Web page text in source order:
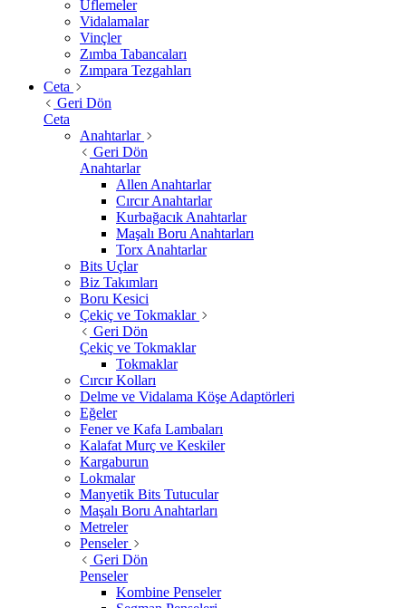
Üflemeler
Vidalamalar
Vinçler
Zımba Tabancaları
Zımpara Tezgahları
Ceta
Geri Dön
Ceta
Anahtarlar
Geri Dön
Anahtarlar
Allen Anahtarlar
Cırcır Anahtarlar
Kurbağacık Anahtarlar
Maşalı Boru Anahtarları
Torx Anahtarlar
Bits Uçlar
Biz Takımları
Boru Kesici
Çekiç ve Tokmaklar
Geri Dön
Çekiç ve Tokmaklar
Tokmaklar
Cırcır Kolları
Delme ve Vidalama Köşe Adaptörleri
Eğeler
Fener ve Kafa Lambaları
Kalafat Murç ve Keskiler
Kargaburun
Lokmalar
Manyetik Bits Tutucular
Maşalı Boru Anahtarları
Metreler
Penseler
Geri Dön
Penseler
Kombine Penseler